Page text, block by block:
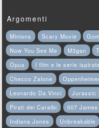
Argomenti
Minions Scary Movie
Now You See Me
M3gan
Opus
I film e le serie
Checco Zalone
Leonardo Da Vinci
Jurassic
Pirati dei Caraibi
007 James
Indiana Jones
Unbreakable